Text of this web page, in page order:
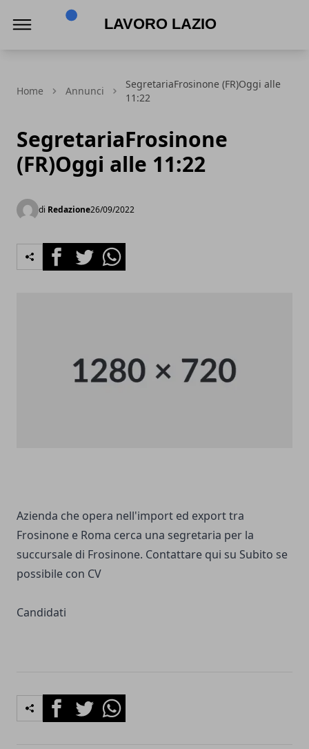
Home Annunci
SegretariaFrosinone (FR)Oggi alle
11:22
SegretariaFrosinone
(FR)Oggi alle 11:22
di Redazione26/09/2022
FacebookTwitterWhatsapp
Azienda che opera nell'import ed export tra
Frosinone e Roma cerca una segretaria per la
succursale di Frosinone. Contattare qui su Subito se
possibile con CV
Candidati
FacebookTwitterWhatsapp